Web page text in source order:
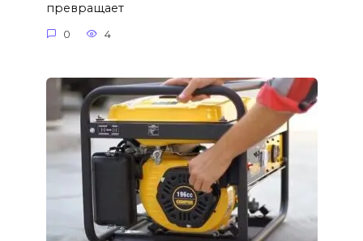
превращает
0 4